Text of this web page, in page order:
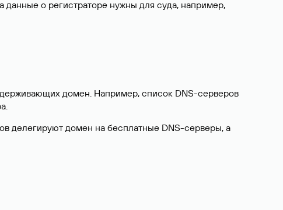
о регистраторе нужны для суда, например,
домен. Например, список DNS-серверов
делегируют домен на бесплатные DNS-серверы, а